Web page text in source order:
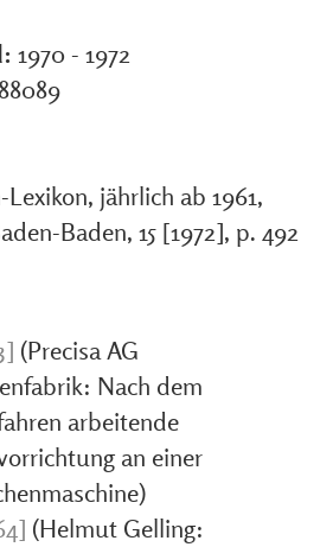
1970 - 1972
jährlich ab 1961,
Baden, 15 [1972], p. 492
(Precisa AG
Nach dem
arbeitende
an einer
(Helmut Gelling: